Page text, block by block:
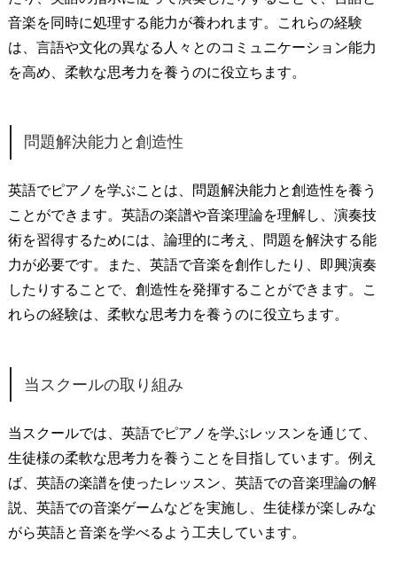
音楽を同時に処理する能力が養われます。これらの経験
は、言語や文化の異なる人々とのコミュニケーション能力
を高め、柔軟な思考力を養うのに役立ちます。
問題解決能力と創造性
英語でピアノを学ぶことは、問題解決能力と創造性を養う
ことができます。英語の楽譜や音楽理論を理解し、演奏技
術を習得するためには、論理的に考え、問題を解決する能
力が必要です。また、英語で音楽を創作したり、即興演奏
したりすることで、創造性を発揮することができます。こ
れらの経験は、柔軟な思考力を養うのに役立ちます。
当スクールの取り組み
当スクールでは、英語でピアノを学ぶレッスンを通じて、
生徒様の柔軟な思考力を養うことを目指しています。例え
ば、英語の楽譜を使ったレッスン、英語での音楽理論の解
説、英語での音楽ゲームなどを実施し、生徒様が楽しみな
がら英語と音楽を学べるよう工夫しています。